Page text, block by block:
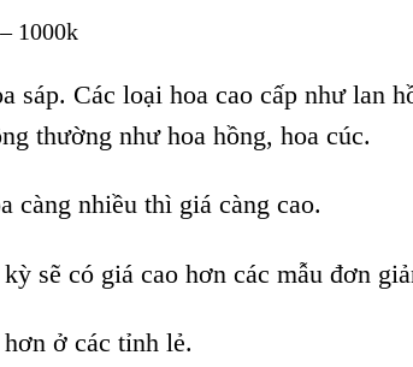
1000k
sáp. Các loại hoa cao cấp như lan
thường như hoa hồng, hoa cúc.
càng nhiều thì giá càng cao.
sẽ có giá cao hơn các mẫu đơn
ở các tỉnh lẻ.